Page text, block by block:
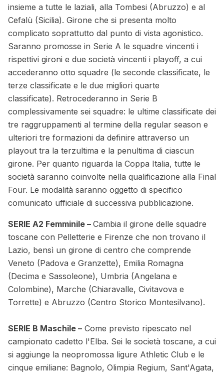
insieme a tutte le laziali, alla Tombesi (Abruzzo) e al
Cefalù (Sicilia). Girone che si presenta molto
complicato soprattutto dal punto di vista agonistico.
Saranno promosse in Serie A le squadre vincenti i
rispettivi gironi e due società vincenti i playoff, a cui
accederanno otto squadre (le seconde classificate, le
terze classificate e le due migliori quarte
classificate). Retrocederanno in Serie B
complessivamente sei squadre: le ultime classificate dei
tre raggruppamenti al termine della regular season e
ulteriori tre formazioni da definire attraverso un
playout tra la terzultima e la penultima di ciascun
girone. Per quanto riguarda la Coppa Italia, tutte le
società saranno coinvolte nella qualificazione alla Final
Four. Le modalità saranno oggetto di specifico
comunicato ufficiale di successiva pubblicazione.
SERIE A2 Femminile – Cambia il girone delle squadre
toscane con Pelletterie e Firenze che non trovano il
Lazio, bensì un girone di centro che comprende
Veneto (Padova e Granzette), Emilia Romagna
(Decima e Sassoleone), Umbria (Angelana e
Colombine), Marche (Chiaravalle, Civitavova e
Torrette) e Abruzzo (Centro Storico Montesilvano).
SERIE B Maschile – Come previsto ripescato nel
campionato cadetto l'Elba. Sei le società toscane, a cui
si aggiunge la neopromossa ligure Athletic Club e le
cinque emiliane: Bagnolo, Olimpia Regium, Sant'Agata,